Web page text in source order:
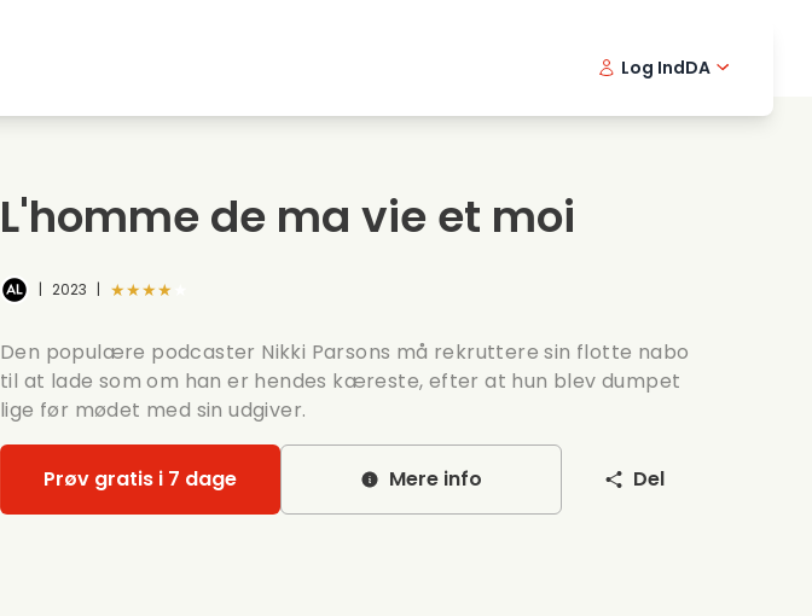
Date film
Romantiske serier
Bryllup
Log IndDA
L'homme de ma vie et moi
| 2023 | ★★★★★
Den populære podcaster Nikki Parsons må rekruttere sin flotte nabo
til at lade som om han er hendes kæreste, efter at hun blev dumpet
lige før mødet med sin udgiver.
Prøv gratis i 7 dage Mere info Del